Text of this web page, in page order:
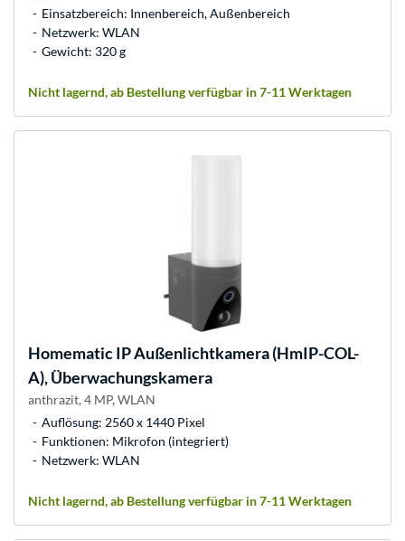
Einsatzbereich: Innenbereich, Außenbereich
Netzwerk: WLAN
Gewicht: 320 g
Nicht lagernd, ab Bestellung verfügbar in 7-11 Werktagen
Homematic IPAußenlichtkamera (HmIP-COL-
A), Überwachungskamera
anthrazit, 4 MP, WLAN
Auflösung: 2560 x 1440 Pixel
Funktionen: Mikrofon (integriert)
Netzwerk: WLAN
Nicht lagernd, ab Bestellung verfügbar in 7-11 Werktagen